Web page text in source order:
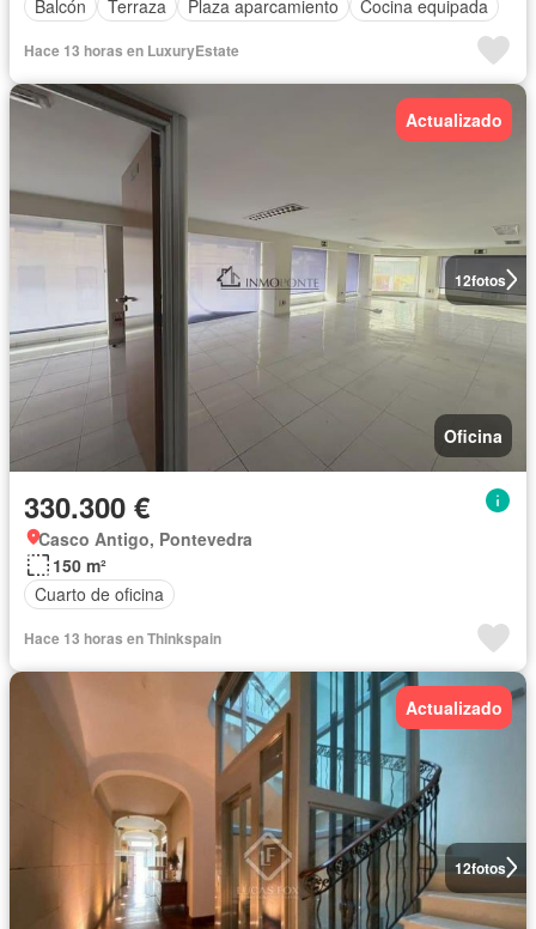
Balcón
Terraza Plaza aparcamiento Cocina equipada
Hace 13 horas en LuxuryEstate
12fotos
Actualizado
Oficina
330.300 €
Casco Antigo, Pontevedra
150 m²
Cuarto de oficina
Hace 13 horas en Thinkspain
12fotos
Actualizado